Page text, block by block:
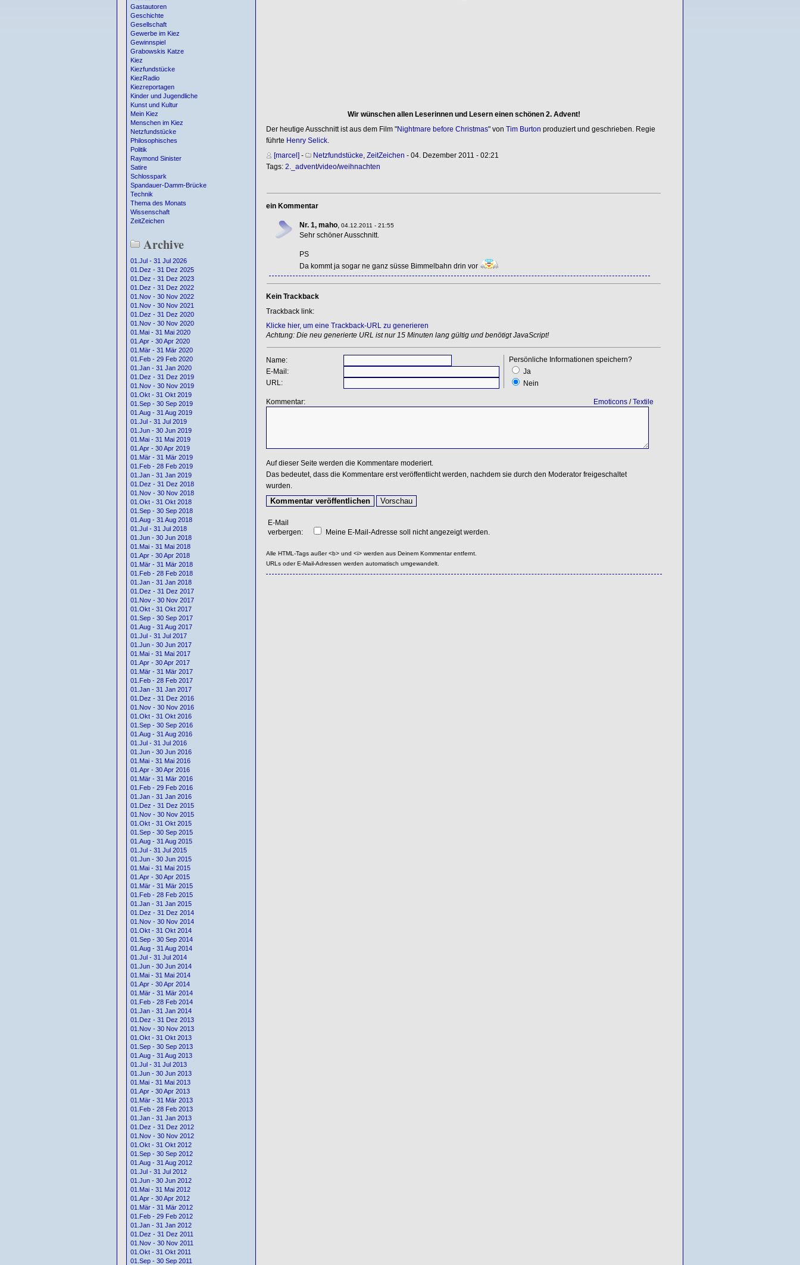
Gastautoren
Geschichte
Gesellschaft
Gewerbe im Kiez
Gewinnspiel
Grabowskis Katze
Kiez
Kiezfundstücke
KiezRadio
Kiezreportagen
Kinder und Jugendliche
Kunst und Kultur
Mein Kiez
Menschen im Kiez
Netzfundstücke
Philosophisches
Politik
Raymond Sinister
Satire
Schlosspark
Spandauer-Damm-Brücke
Technik
Thema des Monats
Wissenschaft
ZeitZeichen
Archive
01.Jul - 31 Jul 2026
01.Dez - 31 Dez 2025
01.Dez - 31 Dez 2023
01.Dez - 31 Dez 2022
01.Nov - 30 Nov 2022
01.Nov - 30 Nov 2021
01.Dez - 31 Dez 2020
01.Nov - 30 Nov 2020
01.Mai - 31 Mai 2020
01.Apr - 30 Apr 2020
01.Mär - 31 Mär 2020
01.Feb - 29 Feb 2020
01.Jan - 31 Jan 2020
01.Dez - 31 Dez 2019
01.Nov - 30 Nov 2019
01.Okt - 31 Okt 2019
01.Sep - 30 Sep 2019
01.Aug - 31 Aug 2019
01.Jul - 31 Jul 2019
01.Jun - 30 Jun 2019
01.Mai - 31 Mai 2019
01.Apr - 30 Apr 2019
01.Mär - 31 Mär 2019
01.Feb - 28 Feb 2019
01.Jan - 31 Jan 2019
01.Dez - 31 Dez 2018
01.Nov - 30 Nov 2018
01.Okt - 31 Okt 2018
01.Sep - 30 Sep 2018
01.Aug - 31 Aug 2018
01.Jul - 31 Jul 2018
01.Jun - 30 Jun 2018
01.Mai - 31 Mai 2018
01.Apr - 30 Apr 2018
01.Mär - 31 Mär 2018
01.Feb - 28 Feb 2018
01.Jan - 31 Jan 2018
01.Dez - 31 Dez 2017
01.Nov - 30 Nov 2017
01.Okt - 31 Okt 2017
01.Sep - 30 Sep 2017
01.Aug - 31 Aug 2017
01.Jul - 31 Jul 2017
01.Jun - 30 Jun 2017
01.Mai - 31 Mai 2017
01.Apr - 30 Apr 2017
01.Mär - 31 Mär 2017
01.Feb - 28 Feb 2017
01.Jan - 31 Jan 2017
01.Dez - 31 Dez 2016
01.Nov - 30 Nov 2016
01.Okt - 31 Okt 2016
01.Sep - 30 Sep 2016
01.Aug - 31 Aug 2016
01.Jul - 31 Jul 2016
01.Jun - 30 Jun 2016
01.Mai - 31 Mai 2016
01.Apr - 30 Apr 2016
01.Mär - 31 Mär 2016
01.Feb - 29 Feb 2016
01.Jan - 31 Jan 2016
01.Dez - 31 Dez 2015
01.Nov - 30 Nov 2015
01.Okt - 31 Okt 2015
01.Sep - 30 Sep 2015
01.Aug - 31 Aug 2015
01.Jul - 31 Jul 2015
01.Jun - 30 Jun 2015
01.Mai - 31 Mai 2015
01.Apr - 30 Apr 2015
01.Mär - 31 Mär 2015
01.Feb - 28 Feb 2015
01.Jan - 31 Jan 2015
01.Dez - 31 Dez 2014
01.Nov - 30 Nov 2014
01.Okt - 31 Okt 2014
01.Sep - 30 Sep 2014
01.Aug - 31 Aug 2014
01.Jul - 31 Jul 2014
01.Jun - 30 Jun 2014
01.Mai - 31 Mai 2014
01.Apr - 30 Apr 2014
01.Mär - 31 Mär 2014
01.Feb - 28 Feb 2014
01.Jan - 31 Jan 2014
01.Dez - 31 Dez 2013
01.Nov - 30 Nov 2013
01.Okt - 31 Okt 2013
01.Sep - 30 Sep 2013
01.Aug - 31 Aug 2013
01.Jul - 31 Jul 2013
01.Jun - 30 Jun 2013
01.Mai - 31 Mai 2013
01.Apr - 30 Apr 2013
01.Mär - 31 Mär 2013
01.Feb - 28 Feb 2013
01.Jan - 31 Jan 2013
01.Dez - 31 Dez 2012
01.Nov - 30 Nov 2012
01.Okt - 31 Okt 2012
01.Sep - 30 Sep 2012
01.Aug - 31 Aug 2012
01.Jul - 31 Jul 2012
01.Jun - 30 Jun 2012
01.Mai - 31 Mai 2012
01.Apr - 30 Apr 2012
01.Mär - 31 Mär 2012
01.Feb - 29 Feb 2012
01.Jan - 31 Jan 2012
01.Dez - 31 Dez 2011
01.Nov - 30 Nov 2011
01.Okt - 31 Okt 2011
01.Sep - 30 Sep 2011
Wir wünschen allen Leserinnen und Lesern einen schönen 2. Advent!
Der heutige Ausschnitt ist aus dem Film "Nightmare before Christmas" von Tim Burton produziert und geschrieben. Regie
führte Henry Selick.
[marcel]- Netzfundstücke ZeitZeichen - 04. Dezember 2011 - 02:21
Tags: 2._advent/video/weihnachten
ein Kommentar
Nr. 1, maho, 04.12.2011 - 21:55
Sehr schöner Ausschnitt.
PS
Da kommt ja sogar ne ganz süsse Bimmelbahn drin vor
Kein Trackback
Trackback link:
Klicke hier, um eine Trackback-URL zu generieren
Achtung: Die neu generierte URL ist nur 15 Minuten lang gültig und benötigt JavaScript!
Name:
Persönliche Informationen speichern?
Ja
Nein
E-Mail:
URL:
Kommentar: Emoticons/Textile
Auf dieser Seite werden die Kommentare moderiert.
Das bedeutet, dass die Kommentare erst veröffentlicht werden, nachdem sie durch den Moderator freigeschaltet
wurden.
E-Mail
verbergen:
Meine E-Mail-Adresse soll nicht angezeigt werden.
Alle HTML-Tags außer <b> und <i> werden aus Deinem Kommentar entfernt.
URLs oder E-Mail-Adressen werden automatisch umgewandelt.